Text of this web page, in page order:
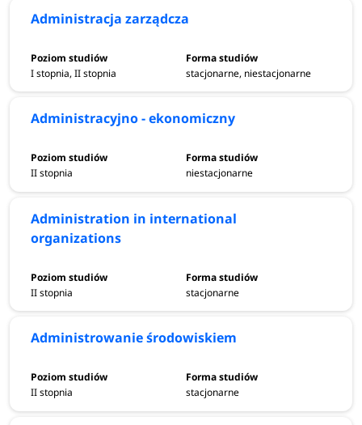
Administracja zarządcza
I stopnia, II stopnia stacjonarne, niestacjonarne
Administracyjno - ekonomiczny
II stopnia niestacjonarne
Administration in international
organizations
II stopnia stacjonarne
Administrowanie środowiskiem
II stopnia stacjonarne